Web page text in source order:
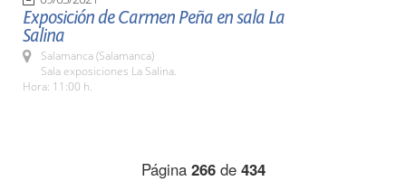
Exposición de Carmen Peña en sala La
Salina
Salamanca (Salamanca)
Sala exposiciones La Salina.
Hora: 11:00 h.
Página 266de 434